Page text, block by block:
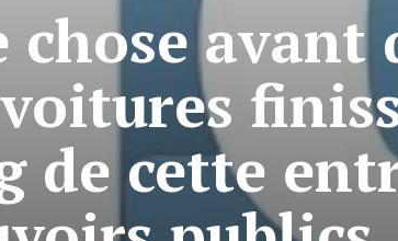
chose avant
de cette